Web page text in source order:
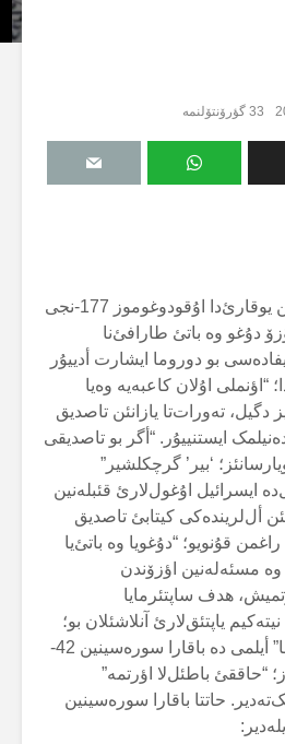
33 گؤرۆنتۆلنمە
ایشتە باقارا سورەسینین یوقارئ‌دا اۇقودوغوموز 177-نجی
دۇغو وە باتئ طارافئ‌نا
بو دوروما ایشارت أدییۇر
“اؤنملی اۇلان کاعبەیە وەیا
دگیل، تەورات‌تا یازانئن تاصدیق
ایستنییۇر. “أگر بو تاصدیقی
‘بیر’ گرچکلشیر”
ایسرائیل اۇغول‌لارئ قئبلەنین
أل‌لریندەکی کیتابئ تاصدیق
قۇنویو؛ “دۇغویا وە باتئ‌یا
وە مسئەلەنین اؤزۆندن
هدف ساپتئرمایا
یاپتئق‌لارئ آنلاشئلان بو؛
“قۇنونون اؤزۆندن ساپما” أیلمی دە باقارا سورەسینین 42-
“حاققئ باطئل‌لا اؤرتمە”
حاتتا باقارا سورەسینین